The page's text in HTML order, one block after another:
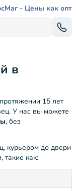
- Цены как опт
в
15 лет
У нас вы можете
, без
курьером до двери
такие как: